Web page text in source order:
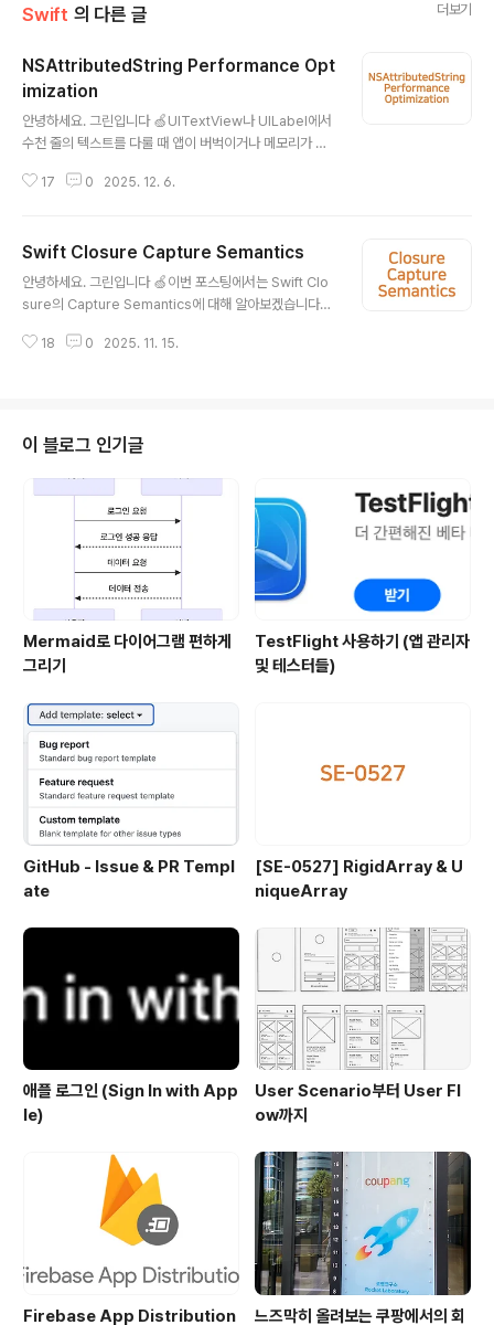
Swift 의 다른 글 더보기
NSAttributedString Performance Opt
imization
안녕하세요. 그린입니다 🍏UITextView나 UILabel에서
수천 줄의 텍스트를 다룰 때 앱이 버벅이거나 메모리가 터
String의 성능 최적화에 대해 다뤄보겠습니다. Apple 엔
야 할 사실은 NSAttributedString은 내부적으로 동일한
attribute dictionary를 자동으로 uniquify합니다.Appl
e 엔지니어의 공식 답변2015년, Apple의 TextKit 엔지
ory optimization of NSAttributedStringD..
17 0 2025. 12. 6.
Swift Closure Capture Semantics
안녕하세요. 그린입니다 🍏이번 포스팅에서는 Swift Clo
sure의 Capture Semantics에 대해 알아보겠습니다
화 내용들만 집중적으로 다뤄볼게요!Reference vs Valu
osure = { print(counter) }counter = 10closure() //
10 출력 (0이 아님!) 클로저 생성 시점이 아닌 실행 시점의
값이 사용됩니다.Capture List로 값 복사하기캡처 리스
트를 사용하면 클로저 생성 시점의 값을 캡처할 수 있습니..
18 0 2025. 11. 15.
이 블로그 인기글
Mermaid로 다이어그램 편하게
그리기
TestFlight 사용하기 (앱 관리자
및 테스터들)
GitHub - Issue & PR Templ
ate
[SE-0527] RigidArray & U
niqueArray
애플 로그인 (Sign In with App
le)
User Scenario부터 User Fl
ow까지
Firebase App Distribution 느즈막히 올려보는 쿠팡에서의 회